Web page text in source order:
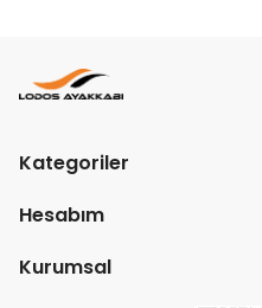
Kategoriler
Hesabım
Kurumsal